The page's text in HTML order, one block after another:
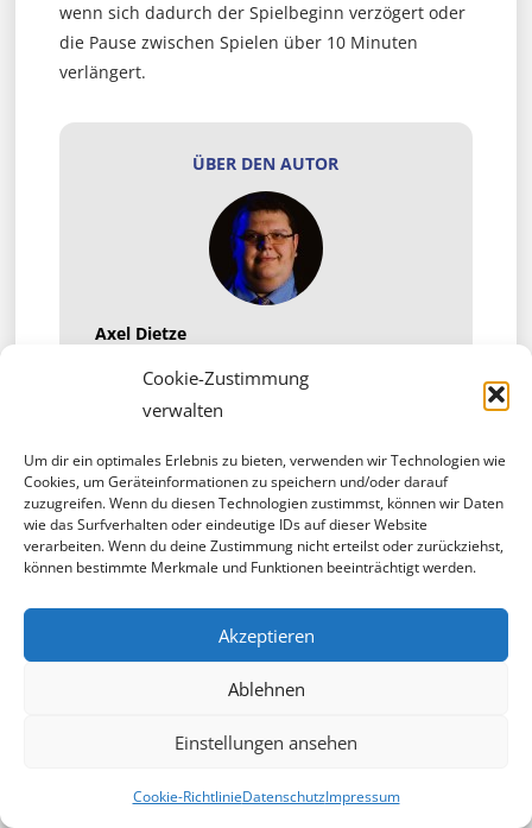
Cookie-Zustimmung
verwalten
Um dir ein optimales Erlebnis zu bieten, verwenden wir Technologien wie
Cookies, um Geräteinformationen zu speichern und/oder darauf
zuzugreifen. Wenn du diesen Technologien zustimmst, können wir Daten
wie das Surfverhalten oder eindeutige IDs auf dieser Website
verarbeiten. Wenn du deine Zustimmung nicht erteilst oder zurückziehst,
können bestimmte Merkmale und Funktionen beeinträchtigt werden.
Akzeptieren
Ablehnen
Einstellungen ansehen
Cookie-RichtlinieDatenschutzImpressum
wenn sich dadurch der Spielbeginn verzögert oder
die Pause zwischen Spielen über 10 Minuten
verlängert.
ÜBER DEN AUTOR
Axel Dietze
Hochschule Mittweida. Als Diplom-Ingenieur für
Multimediatechnik ist es ausgebildeter Dude für
Online-Zeug, was sich von Webdesign über Online-
Immer offen für abgefahrene Projekte.
Alle Posts anschauen
AUCH INTERESSANT